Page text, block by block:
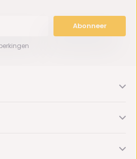
Abonneer